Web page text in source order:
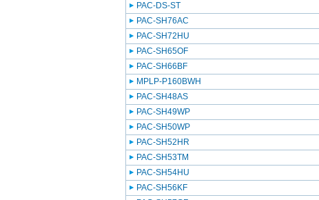
PAC-DS-ST
PAC-SH76AC
PAC-SH72HU
PAC-SH65OF
PAC-SH66BF
MPLP-P160BWH
PAC-SH48AS
PAC-SH49WP
PAC-SH50WP
PAC-SH52HR
PAC-SH53TM
PAC-SH54HU
PAC-SH56KF